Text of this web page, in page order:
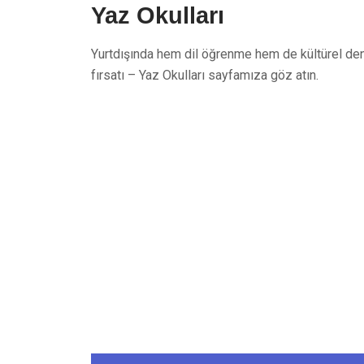
Yaz Okulları
Yurtdışında hem dil öğrenme hem de kültürel
fırsatı – Yaz Okulları sayfamıza göz atın.